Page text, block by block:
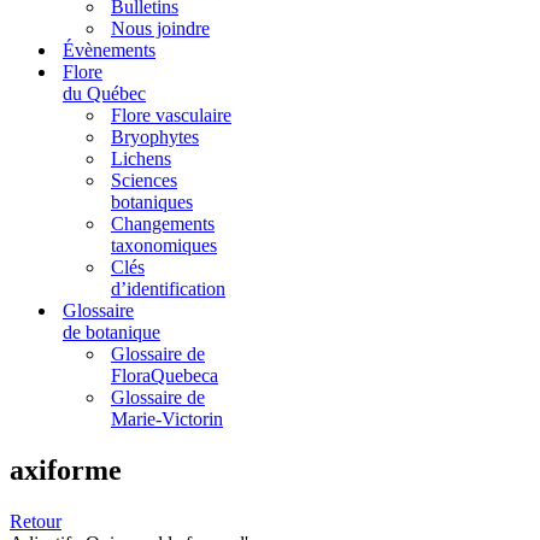
Bulletins
Nous joindre
Évènements
Flore
du Québec
Flore vasculaire
Bryophytes
Lichens
Sciences
botaniques
Changements
taxonomiques
Clés
d’identification
Glossaire
de botanique
Glossaire de
FloraQuebeca
Glossaire de
Marie-Victorin
axiforme
Retour